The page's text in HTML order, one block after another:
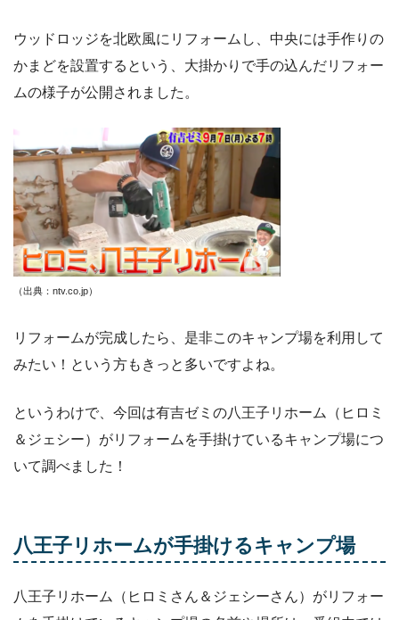
ウッドロッジを北欧風にリフォームし、中央には手作りの
かまどを設置するという、大掛かりで手の込んだリフォー
ムの様子が公開されました。
（出典：ntv.co.jp）
リフォームが完成したら、是非このキャンプ場を利用して
みたい！という方もきっと多いですよね。
というわけで、今回は有吉ゼミの八王子リホーム（ヒロミ
＆ジェシー）がリフォームを手掛けているキャンプ場につ
いて調べました！
八王子リホームが手掛けるキャンプ場
八王子リホーム（ヒロミさん＆ジェシーさん）がリフォー